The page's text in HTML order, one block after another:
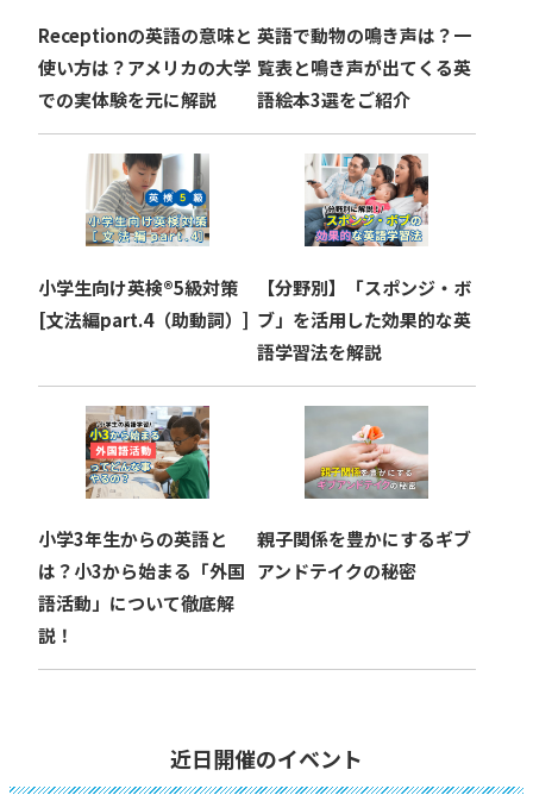
ョ
ン
Receptionの英語の意味と
使い方は？アメリカの大学
での実体験を元に解説
英語で動物の鳴き声は？一
覧表と鳴き声が出てくる英
語絵本3選をご紹介
小学生向け英検®︎5級対策
[文法編part.4（助動詞）]
【分野別】「スポンジ・ボ
ブ」を活用した効果的な英
語学習法を解説
小学3年生からの英語と
は？小3から始まる「外国
語活動」について徹底解
説！
親子関係を豊かにするギブ
アンドテイクの秘密
近日開催のイベント